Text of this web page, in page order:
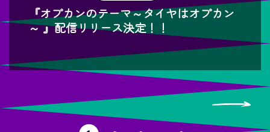
『オプカンのテーマ～タイヤはオプカン
～ 』配信リリース決定！！
投